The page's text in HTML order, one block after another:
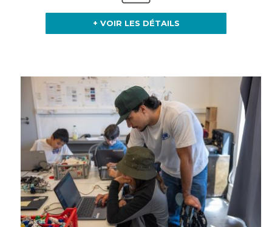
+ VOIR LES DÉTAILS